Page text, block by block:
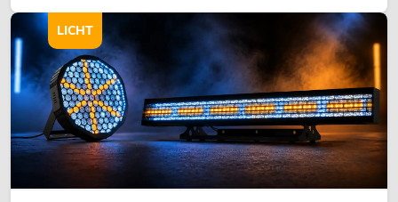
PSSO PA Set PRO M MK2
No. 20000457Artikel nicht mehr verfügbar
LICHT